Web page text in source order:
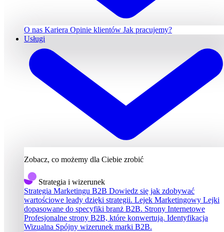
O nas Kariera Opinie klientów Jak pracujemy?
Usługi
Zobacz, co możemy dla Ciebie zrobić
Strategia i wizerunek
Strategia Marketingu B2B Dowiedz się jak zdobywać
wartościowe leady dzięki strategii. Lejek Marketingowy Lejki
dopasowane do specyfiki branż B2B. Strony Internetowe
Profesjonalne strony B2B, które konwertują. Identyfikacja
Wizualna Spójny wizerunek marki B2B.